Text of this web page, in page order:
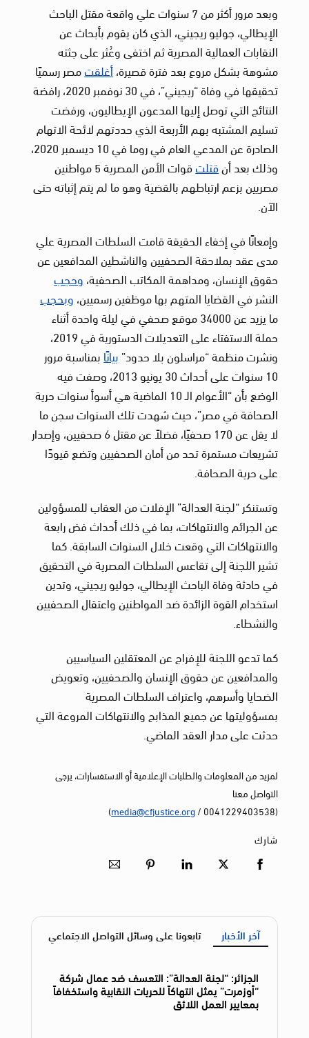
وبعد مرور أكثر من 7 سنوات علي واقعة مقتل الباحث
الإيطالي، جوليو ريجيني، الذي كان يقوم بأبحاث عن
النقابات العمالية المصرية ثم اختفى وعُثر على جثته
مشوهة بشكل مروع بعد فترة قصيرة،أغلقتمصر رسميًا
تحقيقها في وفاة “ريجيني”، في 30 نوفمبر 2020، رافضة
النتائج التي توصل إليها المدعون الإيطاليون، ورفضت
تسليم المشتبه بهم الأربعة الذي حددتهم لائحة الاتهام
الصادرة عن المدعي العام في روما في 10 ديسمبر 2020،
وذلك بعد أنقتلت
قوات الأمن المصرية 5 مواطنين
مصريين بزعم ارتباطهم بالقضية وهو ما لم يتم إثباته حتى
الآن.
وإمعانًا في إخفاء الحقيقة قامت السلطات المصرية علي
مدى عقد بملاحقة الصحفيين والناشطين المدافعين عن
حقوق الإنسان، ومداهمة المكاتب الصحفية،وحجب
النشر في القضايا المتهم بها موظفين رسميين،وبحجب
ما يزيد عن 34000 موقع صحفي في ليلة واحدة أثناء
حملة الاستفتاء على التعديلات الدستورية في 2019،
ونشرت منظمة “مراسلون بلا حدود”بيانًابمناسبة مرور
10 سنوات على أحداث 30 يونيو 2013، وصفت فيه
الوضع بأن “الأعوام الـ 10 الماضية هي أسوأ سنوات حرية
الصحافة في مصر”، حيث شهدت تلك السنوات سجن ما
لا يقل عن 170 صحفيًا، فضلاً عن مقتل 6 صحفيين، وإصدار
تشريعات مستمرة تحد من أمان الصحفيين وتضع قيودًا
على حرية الصحافة.
وتستنكر “لجنة العدالة” الإفلات من العقاب للمسؤولين
عن الجرائم والانتهاكات، بما في ذلك أحداث فض رابعة
والانتهاكات التي وقعت خلال السنوات السابقة. كما
تشير اللجنة إلى تقاعس السلطات المصرية في التحقيق
في حادثة وفاة الباحث الإيطالي، جوليو ريجيني، وتدين
استخدام القوة الزائدة ضد المواطنين واعتقال الصحفيين
والنشطاء.
كما تدعو اللجنة للإفراج عن المعتقلين السياسيين
والمدافعين عن حقوق الإنسان والصحفيين، وتعويض
الضحايا وأسرهم، واعتراف السلطات المصرية
بمسؤوليتها عن جميع المذابح والانتهاكات المروعة التي
حدثت على مدار العقد الماضي.
لمزيد من المعلومات والطلبات الإعلامية أو الاستفسارات، يرجى
التواصل معنا
(0041229403538 /
media@cfjustice.org
)
شارك
آخر الأخبار تابعونا على وسائل التواصل الاجتماعي
الجزائر: “لجنة العدالة”: التعسف ضد عمال شركة
“أوزمرت” يمثل انتهاكاً للحريات النقابية واستخفافاً
بمعايير العمل اللائق